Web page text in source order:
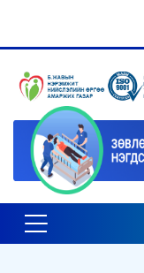
Toggle navigation